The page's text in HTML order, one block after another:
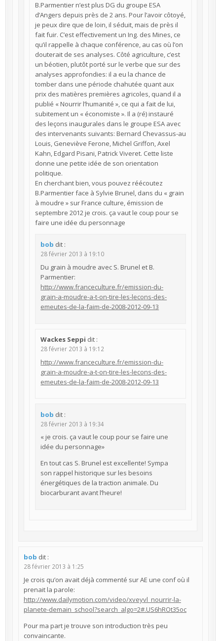
B.Parmentier n’est plus DG du groupe ESA
d’Angers depuis près de 2 ans. Pour l’avoir côtoyé,
je peux dire que de loin, il séduit, mais de près il
fait fuir. C’est effectivement un Ing. des Mines, ce
qu’il rappelle à chaque conférence, au cas où l’on
douterait de ses analyses. Côté agriculture, c’est
un béotien, plutôt porté sur le verbe que sur des
analyses approfondies: il a eu la chance de
tomber dans une période chahutée quant aux
prix des matières premières agricoles, quand il a
publié « Nourrir l’humanité », ce qui a fait de lui,
subitement un « économiste ». Il a (ré) instauré
des leçons inaugurales dans le groupe ESA avec
des intervenants suivants: Bernard Chevassus-au
Louis, Geneviève Ferone, Michel Griffon, Axel
Kahn, Edgard Pisani, Patrick Viveret. Cette liste
donne une petite idée de son orientation
politique.
En cherchant bien, vous pouvez réécoutez
B.Parmentier face à Sylvie Brunel, dans du « grain
à moudre » sur France culture, émission de
septembre 2012 je crois. ça vaut le coup pour se
faire une idée du personnage
bob dit :
28 février 2013 à 19:10
Du grain à moudre avec S. Brunel et B.
Parmentier:
http://www.franceculture.fr/emission-du-
grain-a-moudre-a-t-on-tire-les-lecons-des-
emeutes-de-la-faim-de-2008-2012-09-13
Wackes Seppi dit :
28 février 2013 à 19:12
http://www.franceculture.fr/emission-du-
grain-a-moudre-a-t-on-tire-les-lecons-des-
emeutes-de-la-faim-de-2008-2012-09-13
bob dit :
28 février 2013 à 19:34
« je crois. ça vaut le coup pour se faire une
idée du personnage»
En tout cas S. Brunel est excellente! Sympa
son rappel historique sur les besoins
énergétiques de la traction animale. Du
biocarburant avant l’heure!
bob dit :
28 février 2013 à 1:25
Je crois qu’on avait déjà commenté sur AE une conf où il
prenait la parole:
http://www.dailymotion.com/video/xveyvl_nourrir-la-
planete-demain_school?search_algo=2#.US6hROt35oc
Pour ma part je trouve son introduction très peu
convaincante.